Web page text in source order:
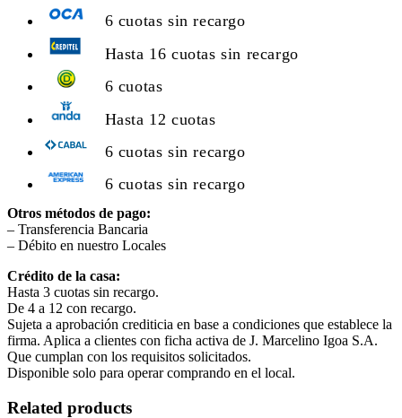
6 cuotas sin recargo
Hasta 16 cuotas sin recargo
6 cuotas
Hasta 12 cuotas
6 cuotas sin recargo
6 cuotas sin recargo
Otros métodos de pago:
– Transferencia Bancaria
– Débito en nuestro Locales
Crédito de la casa:
Hasta 3 cuotas sin recargo.
De 4 a 12 con recargo.
Sujeta a aprobación crediticia en base a condiciones que establece la
firma. Aplica a clientes con ficha activa de J. Marcelino Igoa S.A.
Que cumplan con los requisitos solicitados.
Disponible solo para operar comprando en el local.
Related products